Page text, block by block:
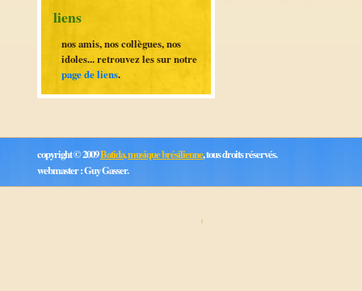
liens
nos amis, nos collègues, nos
idoles... retrouvez les sur notre
page de liens.
copyright © 2009Batida, musique brésilienne, tous droits réservés.
webmaster : Guy Gasser.